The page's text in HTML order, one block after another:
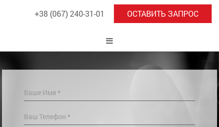
+38 (067) 240-31-01 ОСТАВИТЬ ЗАПРОС